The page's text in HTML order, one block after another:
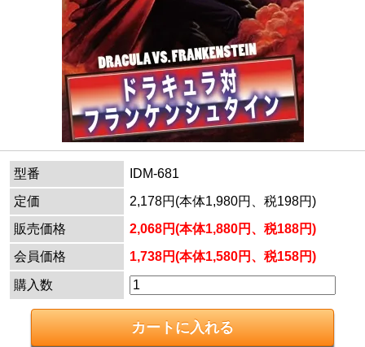
型番
IDM-681
定価
2,178円(本体1,980円、税198円)
販売価格
2,068円(本体1,880円、税188円)
会員価格
1,738円(本体1,580円、税158円)
購入数